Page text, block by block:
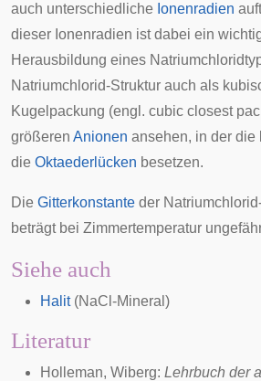
auch unterschiedliche Ionenradien
dieser Ionenradien ist dabei ein
Herausbildung eines
Natriumchlorid-Struktur auch als
Kugelpackung (engl. cubic closest
größeren Anionen ansehen, in der die
die Oktaederlücken besetzen.
Die Gitterkonstante der
beträgt bei Zimmertemperatur
Siehe auch
Halit(NaCl-Mineral)
Literatur
Holleman, Wiberg: Lehrbuch der